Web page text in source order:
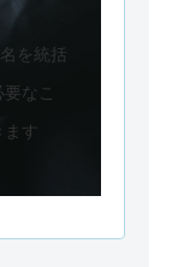
を統括
なこ
ます